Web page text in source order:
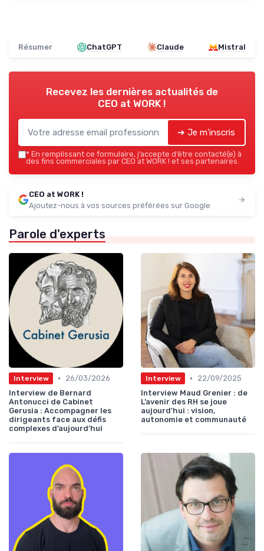
Résumer ChatGPT Claude Mistral
Recevez les dernières actualités de
CEO at WORK !
➔ Je m'inscris
* En remplissant ce formulaire, j’accepte d’être contacté(e) à
des fins commerciales par CEO at WORK ! et ses partenaires.
CEO at WORK !
Ajoutez-nous à vos sources préférées sur Google
Parole d'experts
Interview •
26/03/2026
Interview de Bernard
Antonucci de Cabinet
Gerusia : Accompagner les
dirigeants face aux défis
complexes d’aujourd’hui
Interview •
22/09/2025
Interview Maud Grenier : de
L’avenir des RH se joue
aujourd'hui : vision,
autonomie et communauté